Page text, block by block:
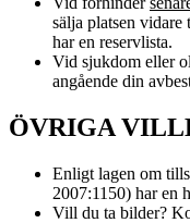
sälja platsen
har en reservlista.
Vid sjukdom eller
angående din
ÖVRIGA
Enligt lagen om
2007:1150) har en
Vill du ta bilder?